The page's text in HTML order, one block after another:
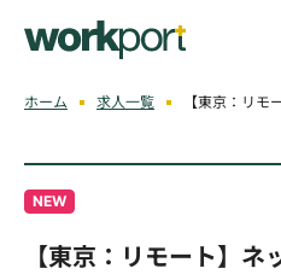
ホーム 求人一覧 【東京：リ
NEW
【東京：リモート】ネ